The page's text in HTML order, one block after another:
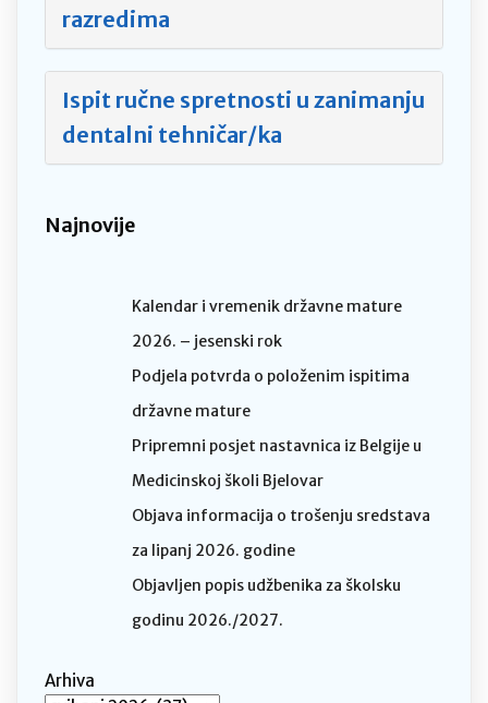
razredima
Ispit ručne spretnosti u zanimanju
dentalni tehničar/ka
Najnovije
Kalendar i vremenik državne mature
2026. – jesenski rok
Podjela potvrda o položenim ispitima
državne mature
Pripremni posjet nastavnica iz Belgije u
Medicinskoj školi Bjelovar
Objava informacija o trošenju sredstava
za lipanj 2026. godine
Objavljen popis udžbenika za školsku
godinu 2026./2027.
Arhiva